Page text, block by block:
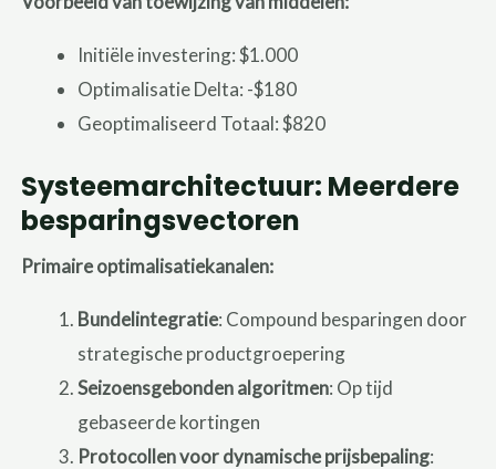
Initiële investering: $1.000
Optimalisatie Delta: -$180
Geoptimaliseerd Totaal: $820
Systeemarchitectuur: Meerdere
besparingsvectoren
Primaire optimalisatiekanalen:
Bundelintegratie: Compound besparingen door
strategische productgroepering
Seizoensgebonden algoritmen: Op tijd
gebaseerde kortingen
Protocollen voor dynamische prijsbepaling: